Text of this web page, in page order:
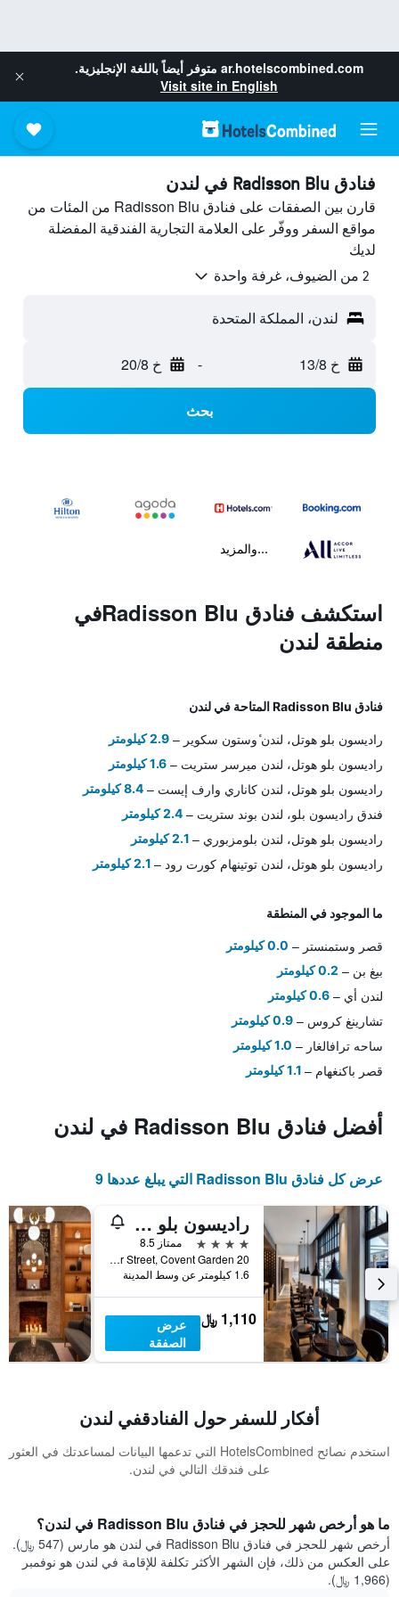
ar.hotelscombined.com متوفر أيضاً باللغة الإنجليزية.
Visit site in English
فنادق Radisson Blu في لندن
قارن بين الصفقات على فنادق Radisson Blu من المئات من
مواقع السفر ووفّر على العلامة التجارية الفندقية المفضلة
لديك
2 من الضيوف، غرفة واحدة
لندن، المملكة المتحدة
خ 13/8 - خ 20/8
بحث
...والمزيد
استكشف فنادق Radisson Bluفي
منطقة لندن
فنادق Radisson Blu المتاحة في لندن
راديسون بلو هوتل، لندن ٔوستون سكوير 2.9 كيلومتر
راديسون بلو هوتل، لندن ميرسر ستريت 1.6 كيلومتر
راديسون بلو هوتل، لندن كاناري وارف إيست 8.4 كيلومتر
فندق راديسون بلو، لندن بوند ستريت 2.4 كيلومتر
راديسون بلو هوتل، لندن بلومزبوري 2.1 كيلومتر
راديسون بلو هوتل، لندن توتينهام كورت رود 2.1 كيلومتر
ما الموجود في المنطقة
قصر وستمنستر 0.0 كيلومتر
بيغ بن 0.2 كيلومتر
لندن أي 0.6 كيلومتر
تشارينغ كروس 0.9 كيلومتر
ساحه ترافالغار 1.0 كيلومتر
قصر باكنغهام 1.1 كيلومتر
أفضل فنادق Radisson Blu في لندن
عرض كل فنادق Radisson Blu التي يبلغ عددها 9
راديسون بلو هوتل، لندن ميرسر ستريت
4 نجوم
ممتاز 8.5
20 Mercer Street, Covent Garden, لندن, المملكة المتحدة
1.6 كيلومتر عن وسط المدينة
1,110 ﷼
عرض
الصفقة
أفكار للسفر حول الفنادقفي لندن
استخدم نصائح HotelsCombined التي تدعمها البيانات لمساعدتك في العثور
على فندقك التالي في لندن.
ما هو أرخص شهر للحجز في فنادق Radisson Blu في لندن؟
أرخص شهر للحجز في فنادق Radisson Blu في لندن هو مارس (547 ﷼).
على العكس من ذلك، فإن الشهر الأكثر تكلفة للإقامة في لندن هو نوفمبر
(1,966 ﷼).